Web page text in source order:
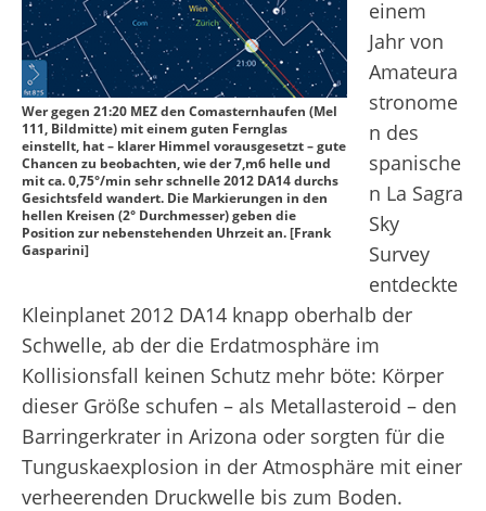
Wer gegen 21:20 MEZ den Comasternhaufen (Mel
111, Bildmitte) mit einem guten Fernglas
einstellt, hat – klarer Himmel vorausgesetzt – gute
Chancen zu beobachten, wie der 7,m6 helle und
mit ca. 0,75°/min sehr schnelle 2012 DA14 durchs
Gesichtsfeld wandert. Die Markierungen in den
hellen Kreisen (2° Durchmesser) geben die
Position zur nebenstehenden Uhrzeit an. [Frank
Gasparini]
einem
Jahr von
Amateura
stronome
n des
spanische
n La Sagra
Sky
Survey
entdeckte
Kleinplanet 2012 DA14 knapp oberhalb der
Schwelle, ab der die Erdatmosphäre im
Kollisionsfall keinen Schutz mehr böte: Körper
dieser Größe schufen – als Metallasteroid – den
Barringerkrater in Arizona oder sorgten für die
Tunguskaexplosion in der Atmosphäre mit einer
verheerenden Druckwelle bis zum Boden.